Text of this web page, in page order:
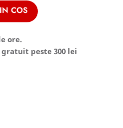
COS
ore.
peste 300 lei